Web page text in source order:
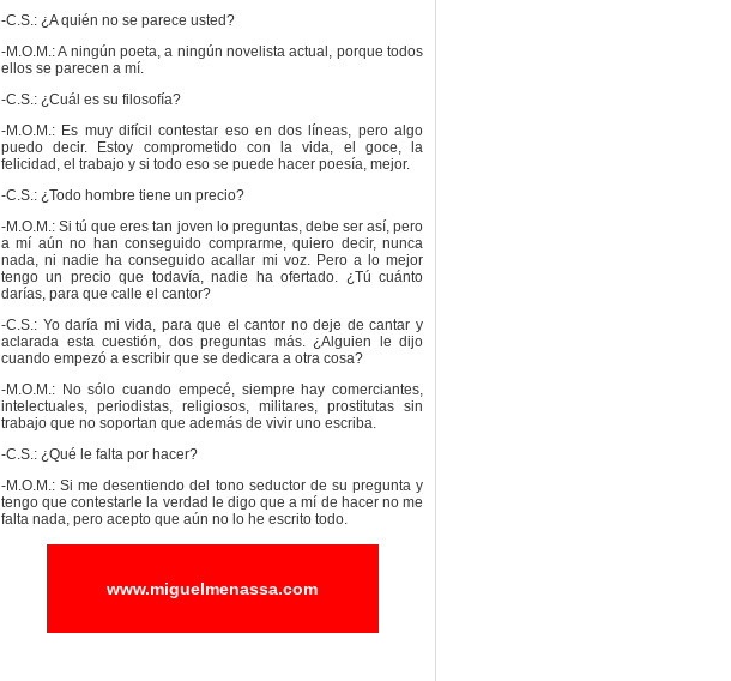
-C.S.: ¿A quién no se parece usted?
-M.O.M.: A ningún poeta, a ningún novelista actual, porque todos
ellos se parecen a mí.
-C.S.: ¿Cuál es su filosofía?
-M.O.M.: Es muy difícil contestar eso en dos líneas, pero algo
puedo decir. Estoy comprometido con la vida, el goce, la
felicidad, el trabajo y si todo eso se puede hacer poesía, mejor.
-C.S.: ¿Todo hombre tiene un precio?
-M.O.M.: Si tú que eres tan joven lo preguntas, debe ser así, pero
a mí aún no han conseguido comprarme, quiero decir, nunca
nada, ni nadie ha conseguido acallar mi voz. Pero a lo mejor
tengo un precio que todavía, nadie ha ofertado. ¿Tú cuánto
darías, para que calle el cantor?
-C.S.: Yo daría mi vida, para que el cantor no deje de cantar y
aclarada esta cuestión, dos preguntas más. ¿Alguien le dijo
cuando empezó a escribir que se dedicara a otra cosa?
-M.O.M.: No sólo cuando empecé, siempre hay comerciantes,
intelectuales, periodistas, religiosos, militares, prostitutas sin
trabajo que no soportan que además de vivir uno escriba.
-C.S.: ¿Qué le falta por hacer?
-M.O.M.: Si me desentiendo del tono seductor de su pregunta y
tengo que contestarle la verdad le digo que a mí de hacer no me
falta nada, pero acepto que aún no lo he escrito todo.
www.miguelmenassa.com